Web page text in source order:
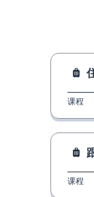
课程
课程